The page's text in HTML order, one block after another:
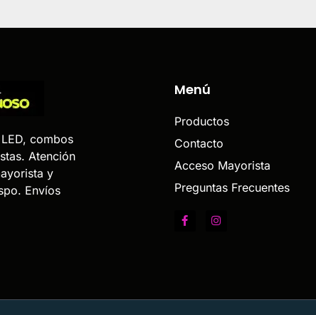
combos
Atención
y
Envíos
Menú
Productos
Contacto
Acceso Mayorista
Preguntas Frecuentes